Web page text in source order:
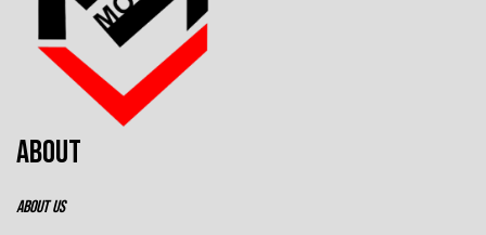
ABOUT
ABOUT US